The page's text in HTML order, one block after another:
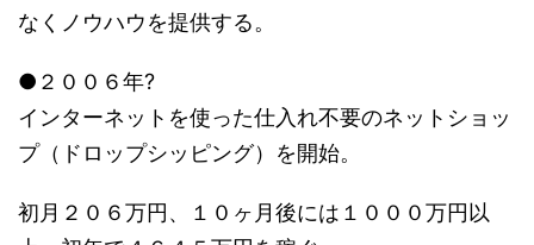
なくノウハウを提供する。
●２００６年?
インターネットを使った仕入れ不要のネットショッ
プ（ドロップシッピング）を開始。
初月２０６万円、１０ヶ月後には１０００万円以